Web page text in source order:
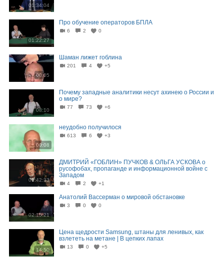
01:34:04
01:22:27
Про обучение операторов БПЛА
6 2 0
00:05
Шаман лижет гоблина
201 4 +5
08:10
Почему западные аналитики несут ахинею о России и
о мире?
77 73 +6
00:08
неудобно получилося
613 6 +3
01:42:33
ДМИТРИЙ «ГОБЛИН» ПУЧКОВ & ОЛЬГА УСКОВА о
русофобах, пропаганде и информационной войне с
Западом
4 2 +1
02:15:21
Анатолий Вассерман о мировой обстановке
3 0 0
14:50
Цена щедрости Samsung, штаны для ленивых, как
взлететь на метане | В цепких лапах
13 0 +5